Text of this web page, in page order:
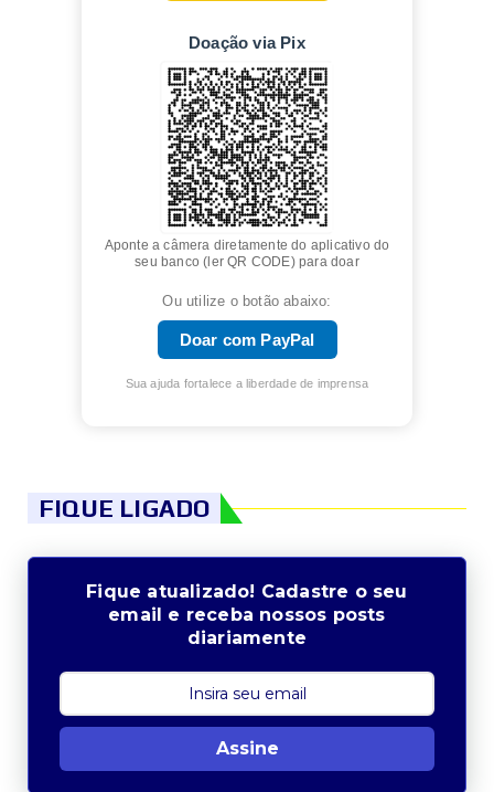
Doação via Pix
Aponte a câmera diretamente do aplicativo do
seu banco (ler QR CODE) para doar
Ou utilize o botão abaixo:
Doar com PayPal
Sua ajuda fortalece a liberdade de imprensa
FIQUE LIGADO
Fique atualizado! Cadastre o seu
email e receba nossos posts
diariamente
Assine